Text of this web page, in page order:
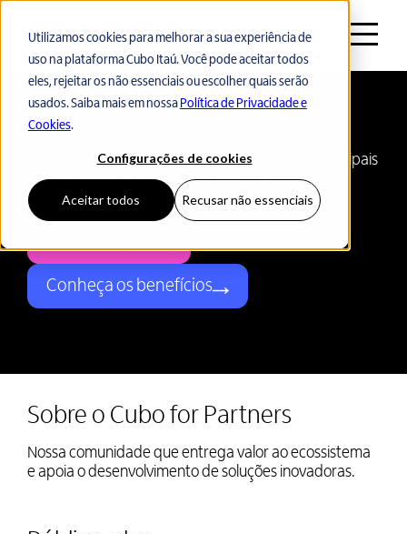
Utilizamos cookies para melhorar a sua experiência de
uso na plataforma Cubo Itaú. Você pode aceitar todos
eles, rejeitar os não essenciais ou escolher quais serão
usados. Saiba mais em nossa Política de Privacidade e
Cookies.
Configurações de cookies
Aceitar todos Recusar não essenciais
Processo seletivo para
partners
Faça parte do hub que gera conexão com os principais
agentes do ecossistema de inovação!
Conheça os benefícios
Sobre o Cubo for Partners
Nossa comunidade que entrega valor ao ecossistema
e apoia o desenvolvimento de soluções inovadoras.